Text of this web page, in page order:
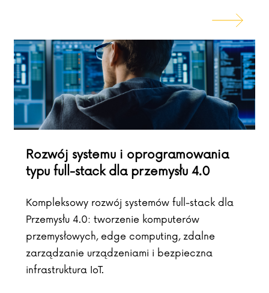
Rozwój systemu i oprogramowania
typu full-stack dla przemysłu 4.0
Kompleksowy rozwój systemów full-stack dla
Przemysłu 4.0: tworzenie komputerów
przemysłowych, edge computing, zdalne
zarządzanie urządzeniami i bezpieczna
infrastruktura IoT.